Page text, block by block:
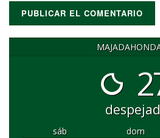
sáb dom